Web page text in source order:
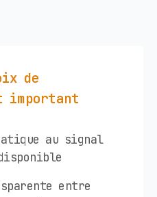
de
au signal
entre